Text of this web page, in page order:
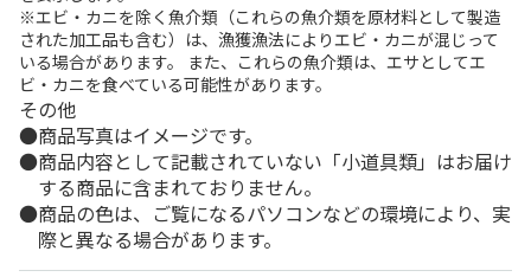
※エビ・カニを除く魚介類（これらの魚介類を原材料として製造
された加工品も含む）は、漁獲漁法によりエビ・カニが混じって
いる場合があります。 また、これらの魚介類は、エサとしてエ
ビ・カニを食べている可能性があります。
その他
商品写真はイメージです。
商品内容として記載されていない「小道具類」はお届け
する商品に含まれておりません。
商品の色は、ご覧になるパソコンなどの環境により、実
際と異なる場合があります。